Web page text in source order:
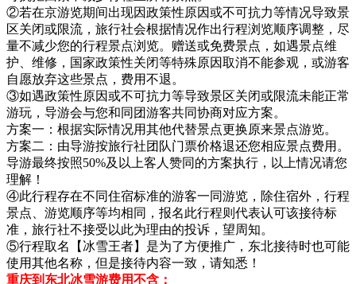
②若在京游览期间出现因政策性原因或不可抗力等情况导致景
区关闭或限流，旅行社会根据情况作出行程浏览顺序调整，尽
量不减少您的行程景点浏览。赠送或免费景点，如遇景点维
护、维修，国家政策性关闭等特殊原因取消不能参观，或游客
自愿放弃这些景点，费用不退。
③如遇政策性原因或不可抗力等导致景区关闭或限流未能正常
游玩，导游会与您和同团游客共同协商对应方案。
方案一：根据实际情况用其他代替景点更换原来景点游览。
方案二：由导游按旅行社团队门票价格退还您相应景点费用。
导游最终按照50%及以上客人赞同的方案执行，以上情况请您
理解！
④此行程存在不同住宿标准的游客一同游览，除住宿外，行程
景点、游览顺序等均相同，报名此行程则代表认可该接待标
准，旅行社不接受以此为理由的投诉，望周知。
⑤行程取名【冰雪王者】是为了方便推广，东北接待时也可能
使用其他名称，但是接待内容一致，请知悉！
重庆到东北冰雪游费用不含：